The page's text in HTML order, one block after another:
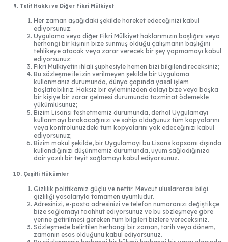
9. Telif Hakkı ve Diğer Fikri Mülkiyet
Her zaman aşağıdaki şekilde hareket edeceğinizi kabul
ediyorsunuz:
Uygulama veya diğer Fikri Mülkiyet haklarımızın başlığını veya
herhangi bir kişinin bize sunmuş olduğu çalışmanın başlığını
tehlikeye atacak veya zarar verecek bir şey yapmamayı kabul
ediyorsunuz;
Fikri Mülkiyetin ihlali şüphesiyle hemen bizi bilgilendireceksiniz;
Bu sözleşme ile izin verilmeyen şekilde bir Uygulama
kullanmanız durumunda, dünya çapında yasal işlem
başlatabiliriz. Haksız bir eyleminizden dolayı bize veya başka
bir kişiye bir zarar gelmesi durumunda tazminat ödemekle
yükümlüsünüz;
Bizim Lisansı feshetmemiz durumunda, derhal Uygulamayı
kullanmayı bırakacağınızı ve sahip olduğunuz tüm kopyalarını
veya kontrolünüzdeki tüm kopyalarını yok edeceğinizi kabul
ediyorsunuz;
Bizim makul şekilde, bir Uygulamayı bu Lisans kapsamı dışında
kullandığınızı düşünmemiz durumunda, uyum sağladığınıza
dair yazılı bir teyit sağlamayı kabul ediyorsunuz.
10. Çeşitli Hükümler
Gizlilik politikamız güçlü ve nettir. Mevcut uluslararası bilgi
gizliliği yasalarıyla tamamen uyumludur.
Adresinizi, e-posta adresinizi ve telefon numaranızı değiştikçe
bize sağlamayı taahhüt ediyorsunuz ve bu sözleşmeye göre
yerine getirilmesi gereken tüm bilgileri bizlere vereceksiniz.
Sözleşmede belirtilen herhangi bir zaman, tarih veya dönem,
zamanın esas olduğunu kabul ediyorsunuz.